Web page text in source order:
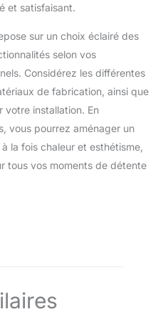
et satisfaisant.
sur un choix éclairé des
selon vos
Considérez les différentes
de fabrication, ainsi que
votre installation. En
vous pourrez aménager un
la fois chaleur et esthétisme,
tous vos moments de détente